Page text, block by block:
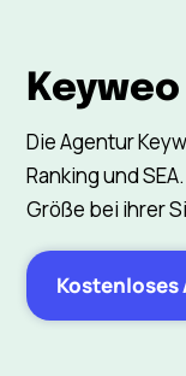
Keyweo
Die Agentur
Ranking und
Größe bei ihrer